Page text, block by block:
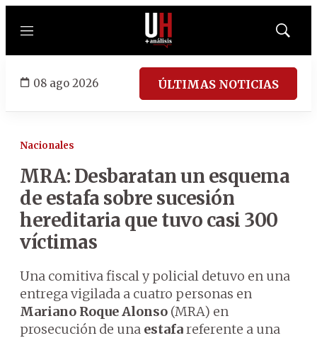
Menú
Mostrar
08 ago 2026 ÚLTIMAS NOTICIAS
Nacionales
MRA: Desbaratan un esquema
de estafa sobre sucesión
hereditaria que tuvo casi 300
víctimas
Una comitiva fiscal y policial detuvo en una
entrega vigilada a cuatro personas en
Mariano Roque Alonso (MRA) en
prosecución de una estafareferente a una